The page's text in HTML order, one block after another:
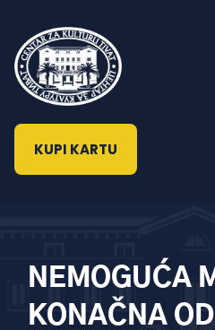
KUPI KARTU
NEMOGUĆA
KONAČNA